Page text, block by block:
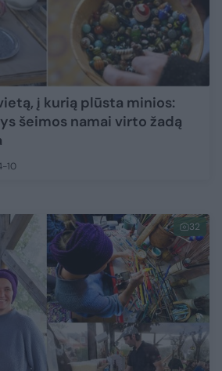
į kurią plūsta minios:
šeimos namai virto žadą
10
32